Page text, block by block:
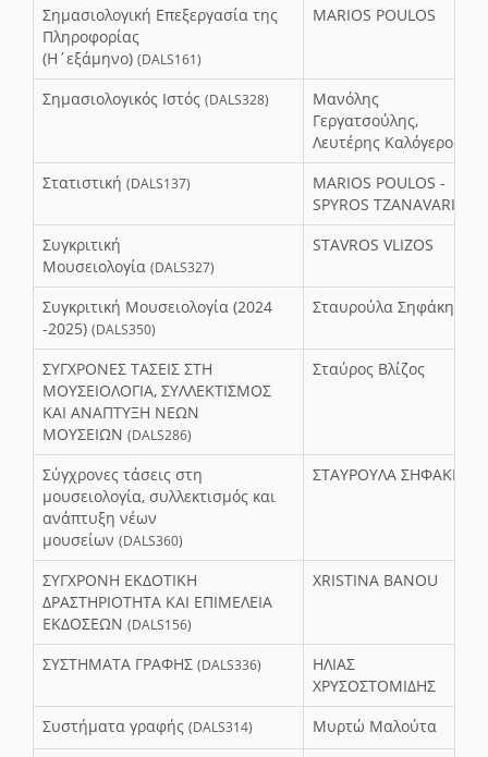
Σημασιολογική Επεξεργασία της
Πληροφορίας
(Η΄εξάμηνο) (DALS161)
MARIOS POULOS
Σημασιολογικός Ιστός (DALS328)
Μανόλης
Γεργατσούλης,
Λευτέρης Καλόγερος
Στατιστική (DALS137)
MARIOS POULOS -
SPYROS TZANAVARIS
Συγκριτική
Μουσειολογία (DALS327)
STAVROS VLIZOS
Συγκριτική Μουσειολογία (2024
-2025) (DALS350)
Σταυρούλα Σηφάκη
ΣΥΓΧΡΟΝΕΣ ΤΑΣΕΙΣ ΣΤΗ
ΜΟΥΣΕΙΟΛΟΓΙΑ, ΣΥΛΛΕΚΤΙΣΜΟΣ
ΚΑΙ ΑΝΑΠΤΥΞΗ ΝΕΩΝ
ΜΟΥΣΕΙΩΝ (DALS286)
Σταύρος Βλίζος
Σύγχρονες τάσεις στη
μουσειολογία, συλλεκτισμός και
ανάπτυξη νέων
μουσείων (DALS360)
ΣΤΑΥΡΟΥΛΑ ΣΗΦΑΚΗ
ΣΥΓΧΡΟΝΗ ΕΚΔΟΤΙΚΗ
ΔΡΑΣΤΗΡΙΟΤΗΤΑ ΚΑΙ ΕΠΙΜΕΛΕΙΑ
ΕΚΔΟΣΕΩΝ (DALS156)
XRISTINA BANOU
ΣΥΣΤΗΜΑΤΑ ΓΡΑΦΗΣ (DALS336)
ΗΛΙΑΣ
ΧΡΥΣΟΣΤΟΜΙΔΗΣ
Συστήματα γραφής (DALS314) Μυρτώ Μαλούτα